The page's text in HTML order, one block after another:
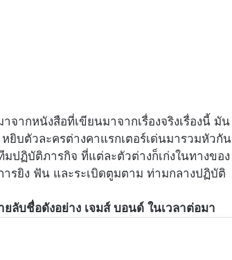
จากหนังสือที่เขียนมาจากเรื่องจริงเรื่องนี้ มัน
ยิบตัวละครต่างคาแรกเตอร์เด่นมารวมหัวกัน
ปฏิบัติภารกิจ ที่แต่ละตัวต่างก็เก่งในทางของ
รยิง ฟัน และระเบิดตูมตาม ท่ามกลางปฏิบัติ
ลับชื่อดังอย่าง เจมส์ บอนด์ ในเวลาต่อมา